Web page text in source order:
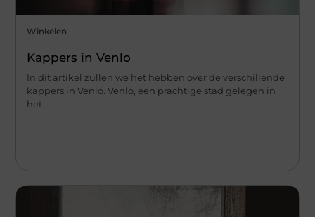
Winkelen
Kappers in Venlo
In dit artikel zullen we het hebben over de verschillende
kappers in Venlo. Venlo, een prachtige stad gelegen in
het